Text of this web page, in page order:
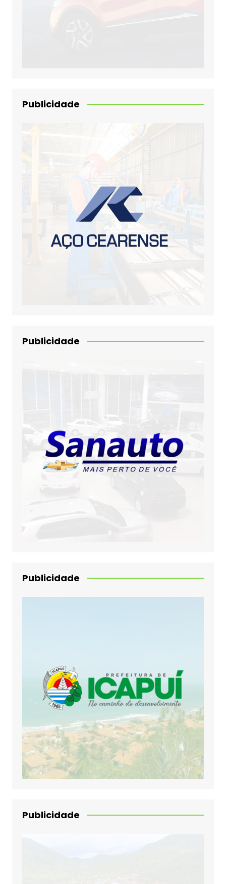
Publicidade
Publicidade
Publicidade
Publicidade